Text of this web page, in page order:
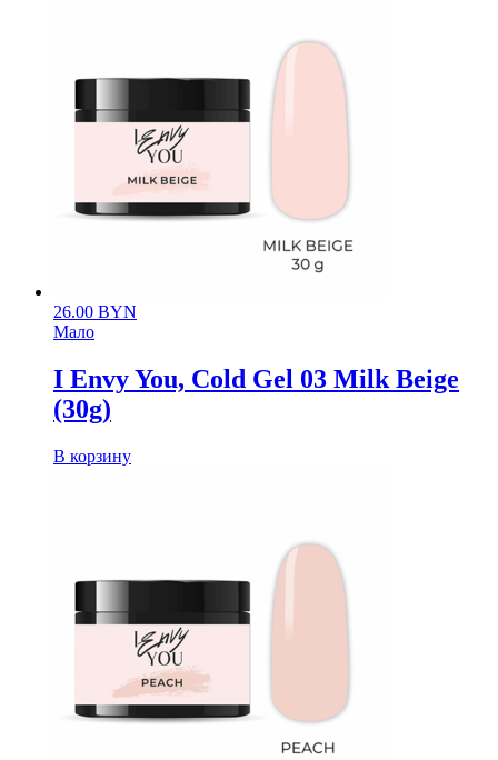
26.00 BYN
Мало
I Envy You, Cold Gel 03 Milk Beige
(30g)
В корзину